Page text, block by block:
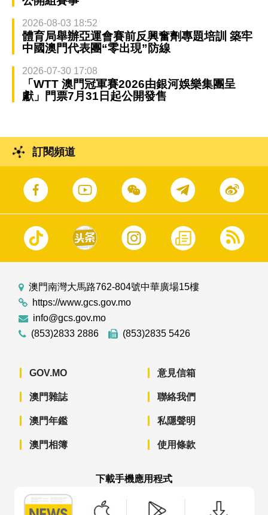
2026-08-03 18:52
體育局舉辦亞運會賽前反興奮劑專題培訓 築牢
中國澳門代表團“零出現”防線
2026-07-30 17:08
「WTT 澳門冠軍賽2026由銀河娛樂集團呈
獻」門票7月31日起公開發售
訂閱頻道
澳門南灣大馬路762-804號中華廣場15樓
https://www.gcs.gov.mo
info@gcs.gov.mo
(853)2833 2886
(853)2835 5426
GOV.MO
澳門雜誌
澳門年鑑
澳門相簿
意見信箱
聯絡我們
私隱聲明
使用條款
下載手機應用程式